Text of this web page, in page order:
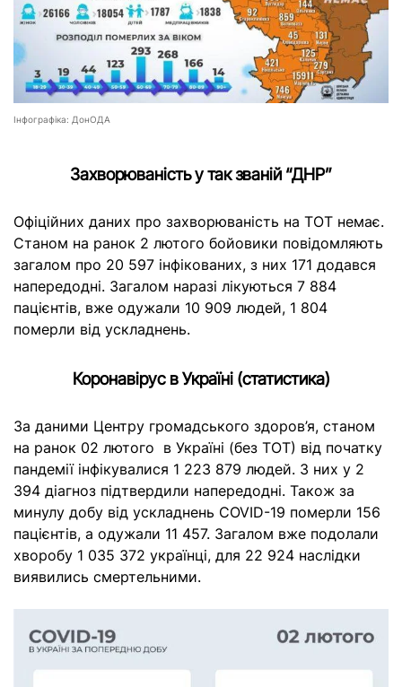
Інфографіка: ДонОДА
Захворюваність у так званій “ДНР”
Офіційних даних про захворюваність на ТОТ немає.
Станом на ранок 2 лютого бойовики повідомляють
загалом про 20 597 інфікованих, з них 171 додався
напередодні. Загалом наразі лікуються 7 884
пацієнтів, вже одужали 10 909 людей, 1 804
померли від ускладнень.
Коронавірус в Україні (статистика)
За даними Центру громадського здоров’я, станом
на ранок 02 лютого в Україні (без ТОТ) від початку
пандемії інфікувалися 1 223 879 людей. З них у 2
394 діагноз підтвердили напередодні. Також за
минулу добу від ускладнень COVID-19 померли 156
пацієнтів, а одужали 11 457. Загалом вже подолали
хворобу 1 035 372 українці, для 22 924 наслідки
виявились смертельними.